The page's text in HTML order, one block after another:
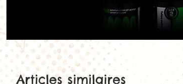
Articles similaires